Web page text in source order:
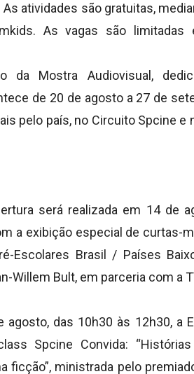
atividades são gratuitas,
As vagas são
da Mostra Audiovisual,
de 20 de agosto a 27 de
pelo país, no Circuito Spcine e
será realizada em 14 de
a exibição especial de curtas-
Escolares Brasil / Países
Willem Bult, em parceria com a
das 10h30 às 12h30, a
Spcine Convida:
ficção”, ministrada pelo